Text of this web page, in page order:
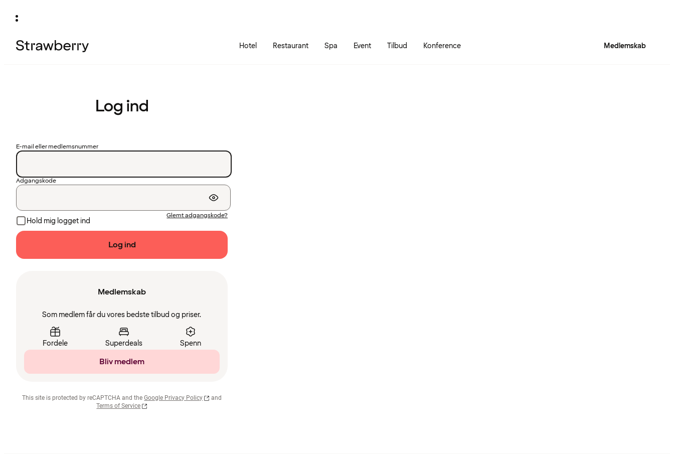
Hotel Restaurant Spa Event Tilbud Konference Medlemskab
Log ind
E-mail eller medlemsnummer
Adgangskode
Hold mig logget ind
Glemt adgangskode?
Log ind
Medlemskab
Som medlem får du vores bedste tilbud og priser.
Fordele Superdeals Spenn
Bliv medlem
This site is protected by reCAPTCHA and the Google Privacy Policy
and
Terms of Service